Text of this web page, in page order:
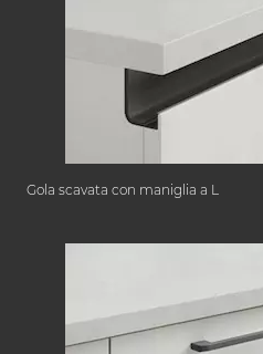
Gola scavata con maniglia a L